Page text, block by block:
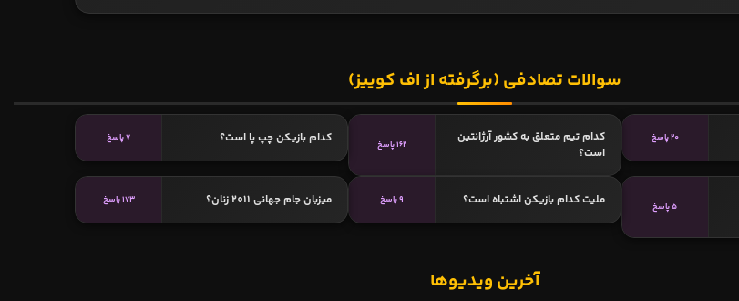
سوالات تصادفی (برگرفته از اف کوییز)
20 پاسخ
کدام تیم متعلق به کشور آرژانتین
است؟
162 پاسخ کدام بازیکن چپ پا است؟ 7 پاسخ
5 پاسخ ملیت کدام بازیکن اشتباه است؟ 9 پاسخ میزبان جام جهانی 2011 زنان؟ 173 پاسخ
آخرین ویدیوها